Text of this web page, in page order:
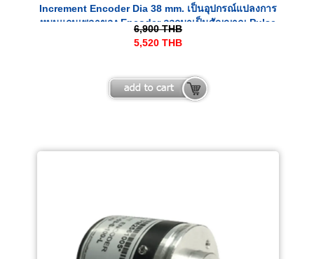
Increment Encoder Dia 38 mm. เป็นอุปกรณ์แปลงการ
หมุนแกนเพลาของ Encoder ออกมาเป็นสัญญาณ Pulse
ทางไฟฟ้า
6,900 THB
5,520 THB